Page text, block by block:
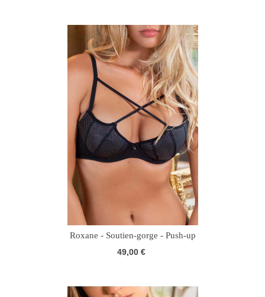
Roxane - Soutien-gorge - Push-up
49,00 €